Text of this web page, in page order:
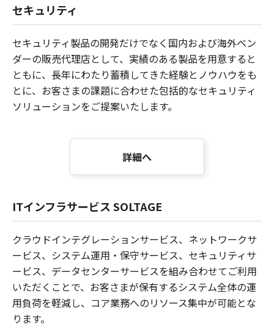
セキュリティ
セキュリティ製品の開発だけでなく国内および海外ベン
ダーの販売代理店として、実績のある製品を用意すると
ともに、長年にわたり蓄積してきた経験とノウハウをも
とに、お客さまの課題に合わせた包括的なセキュリティ
ソリューションをご提案いたします。
詳細へ
ITインフラサービス SOLTAGE
クラウドインテグレーションサービス、ネットワークサ
ービス、システム運用・保守サービス、セキュリティサ
ービス、データセンターサービスを組み合わせてご利用
いただくことで、お客さまが保有するシステム全体の運
用負荷を軽減し、コア業務へのリソース集中が可能とな
ります。